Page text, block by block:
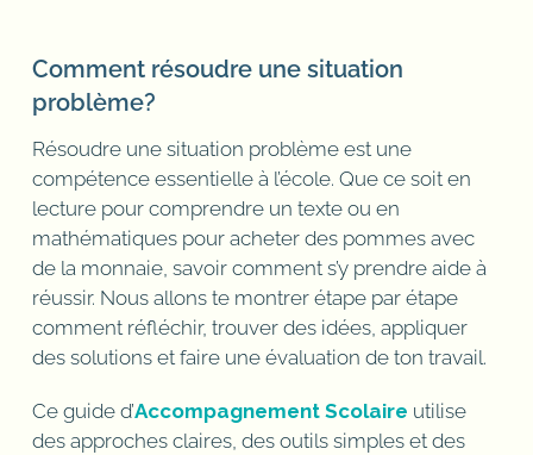
Comment résoudre une situation
problème?
Résoudre une situation problème est une
compétence essentielle à l’école. Que ce soit en
lecture pour comprendre un texte ou en
mathématiques pour acheter des pommes avec
de la monnaie, savoir comment s’y prendre aide à
réussir. Nous allons te montrer étape par étape
comment réfléchir, trouver des idées, appliquer
des solutions et faire une évaluation de ton travail.
Ce guide d’Accompagnement Scolaire utilise
des approches claires, des outils simples et des